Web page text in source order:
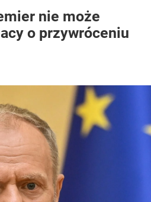
nie może
o przywróceniu